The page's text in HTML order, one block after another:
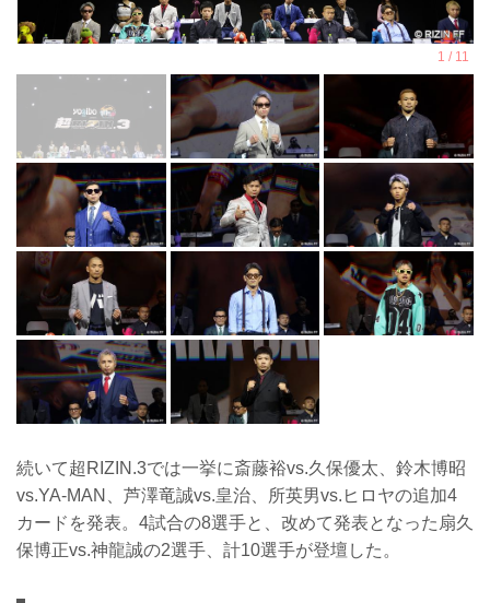
続いて超RIZIN.3では一挙に斎藤裕vs.久保優太、鈴木博昭
vs.YA-MAN、芦澤竜誠vs.皇治、所英男vs.ヒロヤの追加4
カードを発表。4試合の8選手と、改めて発表となった扇久
保博正vs.神龍誠の2選手、計10選手が登壇した。